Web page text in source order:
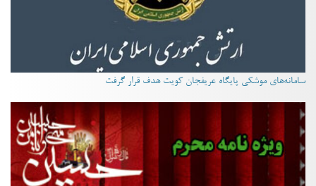
سامانه‌های موشکی پایگاه عریفجان کویت هدف قرار گرفت